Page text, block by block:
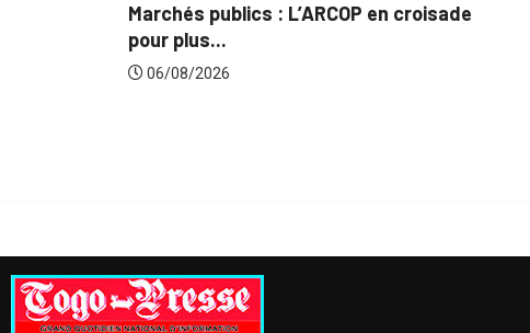
Gestion concertée et durable du Bassin
du...